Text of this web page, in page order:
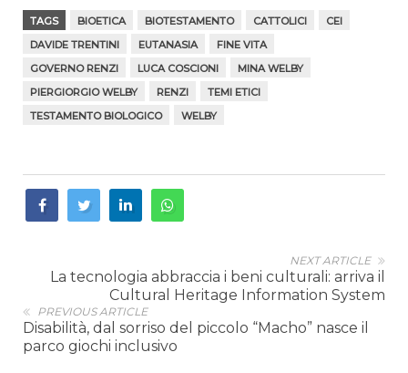
TAGS BIOETICA BIOTESTAMENTO CATTOLICI
CEI
DAVIDE TRENTINI
EUTANASIA
FINE VITA
GOVERNO RENZI
LUCA COSCIONI
MINA WELBY
PIERGIORGIO WELBY
RENZI
TEMI ETICI
TESTAMENTO BIOLOGICO
WELBY
NEXT ARTICLE
La tecnologia abbraccia i beni culturali: arriva il
Cultural Heritage Information System
PREVIOUS ARTICLE
Disabilità, dal sorriso del piccolo “Macho” nasce il
parco giochi inclusivo